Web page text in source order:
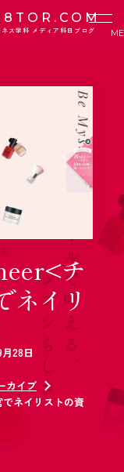
ス学科 メディア科目ブログ
チ
ネイリ
28日
カイブ
ネイリストの資